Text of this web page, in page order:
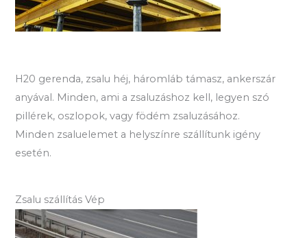
H20 gerenda, zsalu héj, háromláb támasz, ankerszár
anyával. Minden, ami a zsaluzáshoz kell, legyen szó
pillérek, oszlopok, vagy födém zsaluzásához.
Minden zsaluelemet a helyszínre szállítunk igény
esetén.
Zsalu szállítás Vép